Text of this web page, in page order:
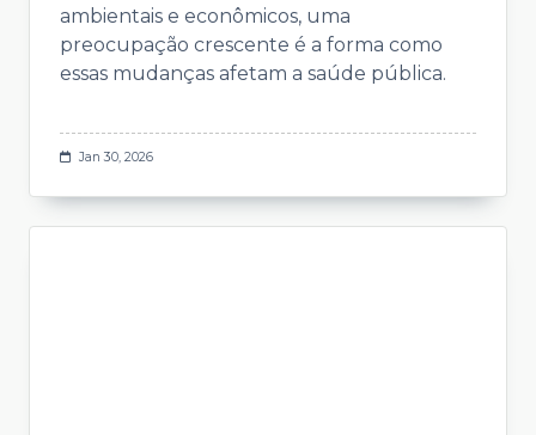
ambientais e econômicos, uma
preocupação crescente é a forma como
essas mudanças afetam a saúde pública.
Jan 30, 2026